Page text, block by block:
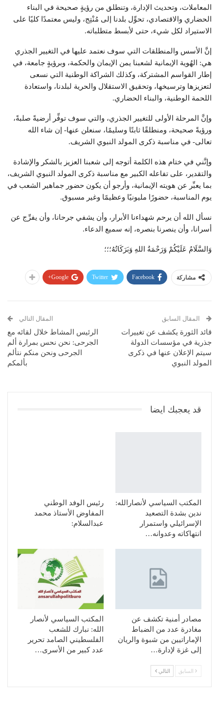
المعاملات، وتحديث الإدارة، وتنطلق من رؤيةٍ صحيحة في البناء
الحضاري والاقتصادي، تحوِّل بلدنا إلى مُنْتِج، وليس معتمدًا كليًا على
الاستيراد لكل شيء، حتى لأبسط متطلباته.
إنَّ الأسس والمنطلقات التي سوف نعتمد عليها في التغيير الجذري
هي: الهُوية الإيمانية لشعبنا يمن الإيمان والحكمة، وبرؤيةٍ جامعة، في
إطار القواسم المشتركة، وكذلك الشراكة الوطنية التي نسعى
لتعزيزها وترسيخها، وتحقيق الاستقلال والحرية لبلدنا، واستعادة
اللحمة الوطنية، والبناء الحضاري.
وإنَّ المرحلة الأولى للتغيير الجذري، والتي سوف توفِّر أرضيةً صلبةً،
ورؤيةً صحيحة، ومنطلقًا ثابتًا وسليمًا، سنعلن عنها- إن شاء الله
تعالى- في مناسبة ذكرى المولد النبوي الشريف.
وإنَّني في ختام هذه الكلمة أتوجه إلى شعبنا العزيز بالشكر والإشادة
والتقدير، على تفاعله الكبير مع مناسبة ذكرى المولد النبوي الشريف،
بما يعبِّر عن هويته الإيمانية، وأرجو أن يكون حضور جماهير الشعب في
يوم المناسبة، حضورًا مليونيًا وعظيمًا وغير مسبوق.
نسأل الله أن يرحم شهداءنا الأبرار، وأن يشفي جرحانا، وأن يفرِّج عن
أسرانا، وأن ينصرنا بنصره، إنه سميع الدعاء.
وَالسَّلَامُ عَلَيْكُمْ وَرَحْمَةُ اللهِ وَبَرَكَاتُهُ؛؛؛
مشاركة Facebook
Twitter
Google+
المقال السابق
قائد الثورة يكشف عن تغييرات
جذرية في مؤسسات الدولة
سيتم الإعلان عنها في ذكرى
المولد النبوي
المقال التالي
الرئيس المشاط خلال لقائه مع
الجرحى: نحن نحس بمرارة ألم
الجرحى ونحن منكم نتألم
بألمكم
قد يعجبك ايضا
المكتب السياسي لأنصارالله:
ندين بشدة التصعيد
الإسرائيلي واستمرار
انتهاكاته وعدوانه…
رئيس الوفد الوطني
المفاوض الأستاذ محمد
عبدالسلام:
مصادر أمنية تكشف عن
مغادرة عدد من الضباط
الإماراتيين من شبوة والريان
إلى غزة لإدارة…
المكتب السياسي لأنصار
الله: نبارك للشعب
الفلسطيني الصامد تحرير
عدد كبير من الأسرى…
السابق التالي